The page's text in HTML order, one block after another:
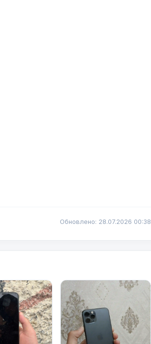
Обновлено: 28.07.2026 00:38